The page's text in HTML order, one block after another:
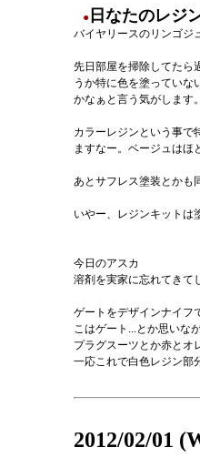
● 日なたのレジ
バイヤリースのリンゴジ
先日部屋を掃除してたら
うか特に色を塗っていな
かなぁと言う気がします。
カラーレジンという事で
ますなー。ベージュはほ
あとサフレス塗装とかも
いやー、レジンキットは
今日のアスカ
溶剤を実家に忘れてきて
ゲートをデザインナイフ
こはゲート...とか思いな
プラグスーツとか赤とオ
一応これで白色レジン部
2012/02/01